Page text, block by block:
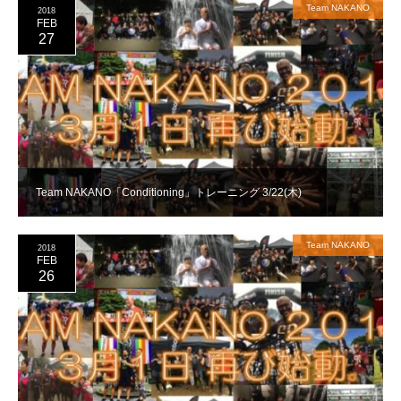
Team NAKANO「Conditioning」トレーニング 3/22(木)
2018
FEB
27
Team NAKANO
2018
FEB
26
Team NAKANO